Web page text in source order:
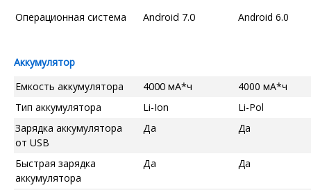
Операционная система
Android 7.0 Android 6.0
Аккумулятор
Емкость аккумулятора
4000 мА*ч
4000 мА*ч
Тип аккумулятора
Li-Ion
Li-Pol
Зарядка аккумулятора
от USB
Да Да
Быстрая зарядка
аккумулятора
Да Да